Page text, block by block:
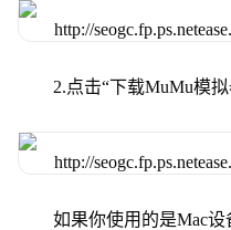
2.点击“下载MuMu模拟
如果你使用的是Mac设